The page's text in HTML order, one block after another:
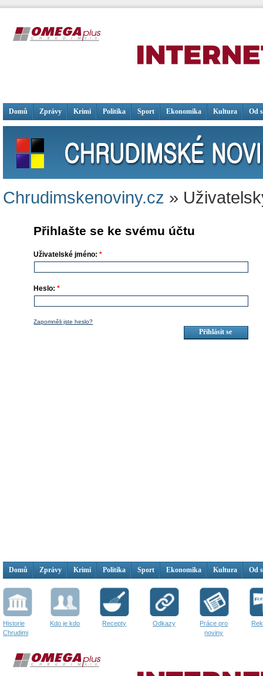
Domů Zprávy Krimi Politika Sport Ekonomika Kultura Od
Chrudimskenoviny.cz »
Přihlašte se ke svému účtu
Uživatelské jméno:*
Heslo:*
Zapomněli jste heslo?
Domů Zprávy Krimi Politika Sport Ekonomika Kultura Od
Historie
Chrudimi
Kdo je kdo Recepty Odkazy
Práce pro
noviny